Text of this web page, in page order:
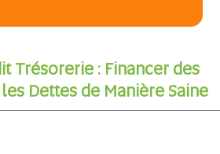
Trésorerie : Financer des
Dettes de Manière Saine